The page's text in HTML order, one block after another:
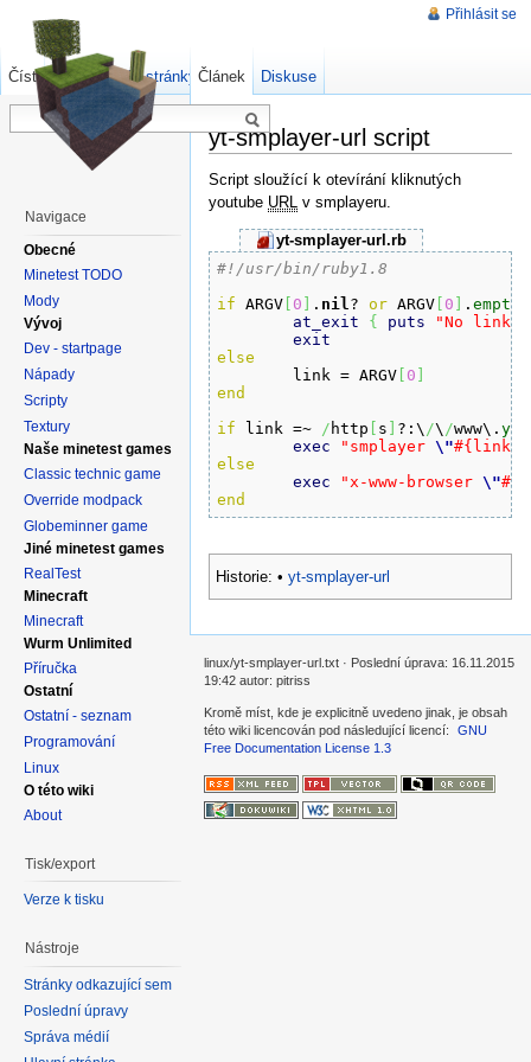
yt-smplayer-url script
Script sloužící k otevírání kliknutých
youtube URL v smplayeru.
yt-smplayer-url.rb
#!/usr/bin/ruby1.8
if ARGV 0 . nil? or ARGV 0 .empty
at_exit
{ puts
"No link
exit
else
link = ARGV 0
end
if link =~ / http s ?:\ /\ /www\.
exec
"smplayer \"#{link}
else
exec
"x-www-browser \"
end
Historie: • yt-smplayer-url
Přihlásit se
Článek Diskuse
Číst Zdrojový kód stránky Starší verze
Navigace
Obecné
Minetest TODO
Mody
Vývoj
Dev - startpage
Nápady
Scripty
Textury
Naše minetest games
Classic technic game
Override modpack
Globeminner game
Jiné minetest games
RealTest
Minecraft
Minecraft
Wurm Unlimited
Příručka
Ostatní
Ostatní - seznam
Programování
Linux
O této wiki
About
Tisk/export
Verze k tisku
Nástroje
Stránky odkazující sem
Poslední úpravy
Správa médií
linux/yt-smplayer-url.txt · Poslední úprava: 16.11.2015
19:42 autor: pitriss
Kromě míst, kde je explicitně uvedeno jinak, je obsah
této wiki licencován pod následující licencí:
GNU
Free Documentation License 1.3